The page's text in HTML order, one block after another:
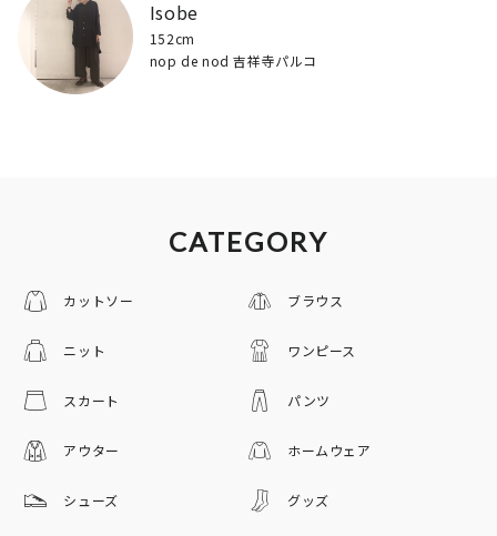
Isobe
152cm
nop de nod 吉祥寺パルコ
CATEGORY
カットソー ブラウス
ニット ワンピース
スカート パンツ
アウター ホームウェア
シューズ グッズ